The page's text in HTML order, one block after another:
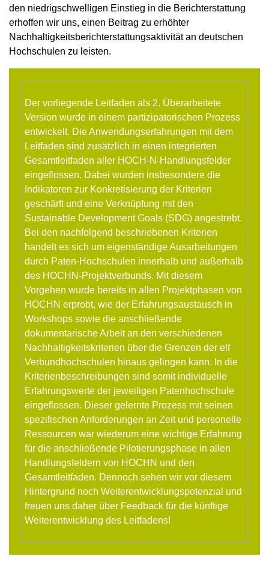
den niedrigschwelligen Einstieg in die Berichterstattung
erhoffen wir uns, einen Beitrag zu erhöhter
Nachhaltigkeitsberichterstattungsaktivität an deutschen
Hochschulen zu leisten.
Der vorliegende Leitfaden als 2. Überarbeitete
Version wurde in einem partizipatorischen Prozess
entwickelt. Die Anwendungserfahrungen mit dem
Leitfaden sind zusätzlich in einen integrierten
Gesamtleitfaden aller HOCH-N-Handlungsfelder
eingeflossen. Dabei wurden insbesondere die
Indikatoren zur Konkretisierung der Kriterien
geschärft und eine Verknüpfung mit den
Sustainable Development Goals (SDG) angestrebt.
Bei den nachfolgend beschriebenen Kriterien
handelt es sich um eigenständige Ausarbeitungen
durch Paten-Hochschulen innerhalb und außerhalb
des HOCHN-Projektverbunds. Mit diesem
Vorgehen wurde bereits in allen Projektphasen von
HOCHN erprobt, wie der Erfahrungsaustausch in
Workshops sowie die anschließende
dokumentarische Arbeit an den verschiedenen
Nachhaltigkeitskriterien über die Grenzen der elf
Verbundhochschulen hinaus gelingen kann. In die
Kriterienbeschreibungen sind somit individuelle
Erfahrungswerte der jeweiligen Patenhochschule
eingeflossen. Dieser gelernte Prozess mit seinen
spezifischen Anforderungen an Zeit und personelle
Ressourcen war wiederum eine wichtige Erfahrung
für die anschließende Pilotierungsphase in allen
Handlungsfeldern von HOCHN und den
Gesamtleitfaden. Dennoch sehen wir vor diesem
Hintergrund noch Weiterentwicklungspotenzial und
freuen uns daher über Feedback für die künftige
Weiterentwicklung des Leitfadens!